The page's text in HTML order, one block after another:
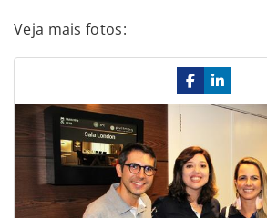
Veja mais fotos:
Previous